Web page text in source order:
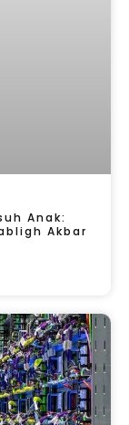
Anak:
Akbar